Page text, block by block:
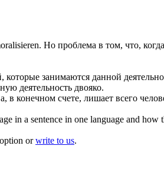
. Но проблема в том, что,
которые занимаются данной
деятельность двояко.
в конечном счете, лишает всего
in a sentence in one language and how
orwrite to us.